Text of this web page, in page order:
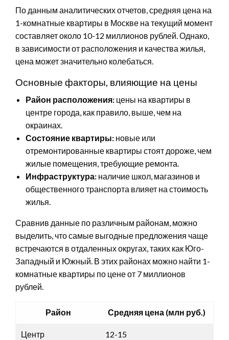
По данным аналитических отчетов, средняя цена на
1-комнатные квартиры в Москве на текущий момент
составляет около 10-12 миллионов рублей. Однако,
в зависимости от расположения и качества жилья,
цена может значительно колебаться.
Основные факторы, влияющие на цены
Район расположения: цены на квартиры в
центре города, как правило, выше, чем на
окраинах.
Состояние квартиры: новые или
отремонтированные квартиры стоят дороже, чем
жилые помещения, требующие ремонта.
Инфраструктура: наличие школ, магазинов и
общественного транспорта влияет на стоимость
жилья.
Сравнив данные по различным районам, можно
выделить, что самые выгодные предложения чаще
встречаются в отдаленных округах, таких как Юго-
Западный и Южный. В этих районах можно найти 1-
комнатные квартиры по цене от 7 миллионов
рублей.
Район Средняя цена (млн руб.)
Центр 12-15